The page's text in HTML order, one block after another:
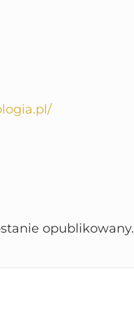
opublikowany.